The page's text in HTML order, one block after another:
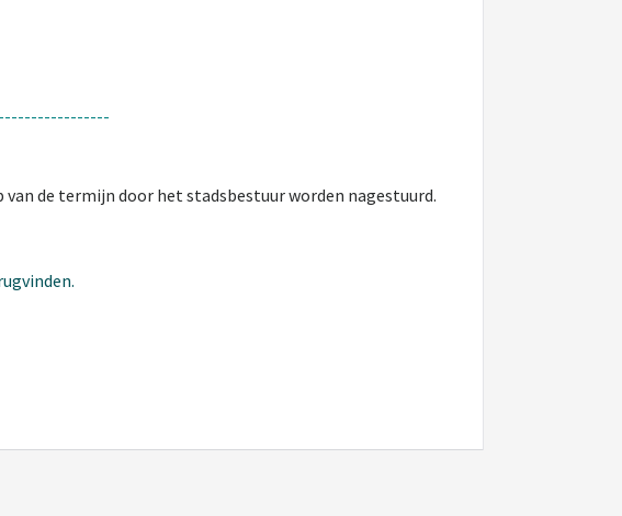
de termijn door het stadsbestuur worden nagestuurd.